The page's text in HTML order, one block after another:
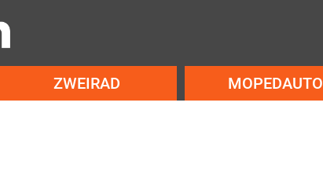
ZWEIRAD MOPEDAUTO